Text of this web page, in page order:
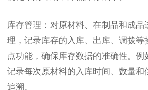
库存管理：对原材料、在制品和成品
理，记录库存的入库、出库、调拨等
点功能，确保库存数据的准确性。例
记录每次原材料的入库时间、数量和
追溯。